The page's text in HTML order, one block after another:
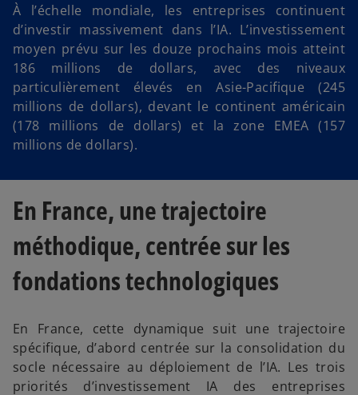
À l’échelle mondiale, les entreprises continuent
d’investir massivement dans l’IA. L’investissement
moyen prévu sur les douze prochains mois atteint
186 millions de dollars, avec des niveaux
particulièrement élevés en Asie-Pacifique (245
millions de dollars), devant le continent américain
(178 millions de dollars) et la zone EMEA (157
millions de dollars).
En France, une trajectoire
méthodique, centrée sur les
fondations technologiques
En France, cette dynamique suit une trajectoire
spécifique, d’abord centrée sur la consolidation du
socle nécessaire au déploiement de l’IA. Les trois
priorités d’investissement IA des entreprises